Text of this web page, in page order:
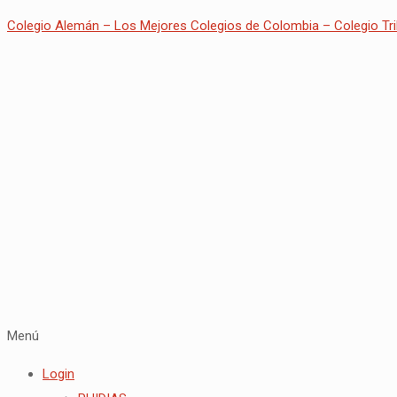
Colegio Alemán – Los Mejores Colegios de Colombia – Colegio
Menú
Login